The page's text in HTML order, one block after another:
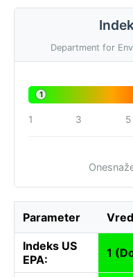
Department for
1
1 3 5
Parameter
Indeks US
EPA:
1